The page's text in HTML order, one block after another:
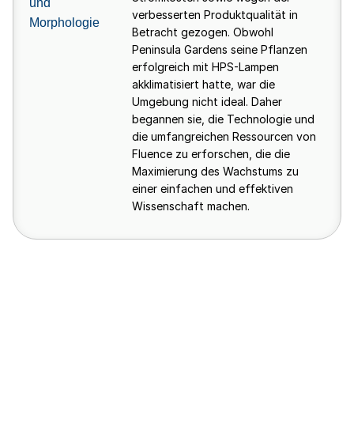
und
Morphologie
verbesserten Produktqualität in
Betracht gezogen. Obwohl
Peninsula Gardens seine Pflanzen
erfolgreich mit HPS-Lampen
akklimatisiert hatte, war die
Umgebung nicht ideal. Daher
begannen sie, die Technologie und
die umfangreichen Ressourcen von
Fluence zu erforschen, die die
Maximierung des Wachstums zu
einer einfachen und effektiven
Wissenschaft machen.